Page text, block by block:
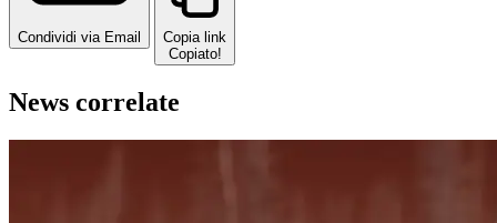
Condividi via Email
Copia link
Copiato!
News correlate